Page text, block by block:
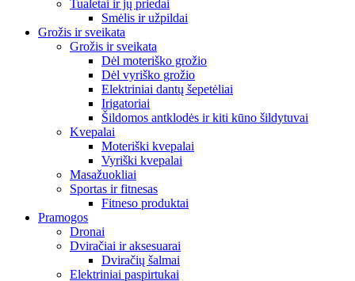
Tualetai ir jų priedai
Smėlis ir užpildai
Grožis ir sveikata
Grožis ir sveikata
Dėl moteriško grožio
Dėl vyriško grožio
Elektriniai dantų šepetėliai
Irigatoriai
Šildomos antklodės ir kiti kūno šildytuvai
Kvepalai
Moteriški kvepalai
Vyriški kvepalai
Masažuokliai
Sportas ir fitnesas
Fitneso produktai
Pramogos
Dronai
Dviračiai ir aksesuarai
Dviračių šalmai
Elektriniai paspirtukai